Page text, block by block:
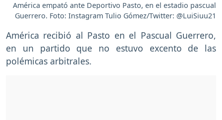
América empató ante Deportivo Pasto, en el estadio pascual
Guerrero. Foto: Instagram Tulio Gómez/Twitter: @LuiSiuu21
América recibió al Pasto en el Pascual Guerrero,
en un partido que no estuvo excento de las
polémicas arbitrales.